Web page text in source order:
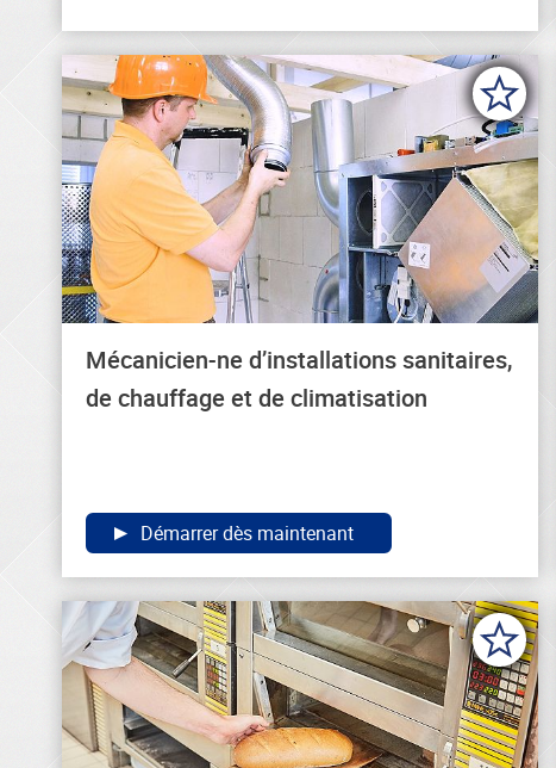
Mécanicien-ne d’installations sanitaires,
de chauffage et de climatisation
Démarrer dès maintenant